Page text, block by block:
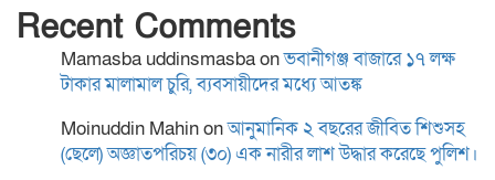
বাগমারা থানা পরিদর্শন করলেন
রাজশাহী রেঞ্জের নবাগত
ডিআইজি আশিক সাঈদ
Recent Comments
Mamasba uddinsmasbaonভবানীগঞ্জ বাজারে ১৭ লক্ষ
টাকার মালামাল চুরি, ব্যবসায়ীদের মধ্যে আতঙ্ক
Moinuddin Mahinonআনুমানিক ২ বছরের জীবিত শিশুসহ
(ছেলে) অজ্ঞাতপরিচয় (৩০) এক নারীর লাশ উদ্ধার করেছে পুলিশ।